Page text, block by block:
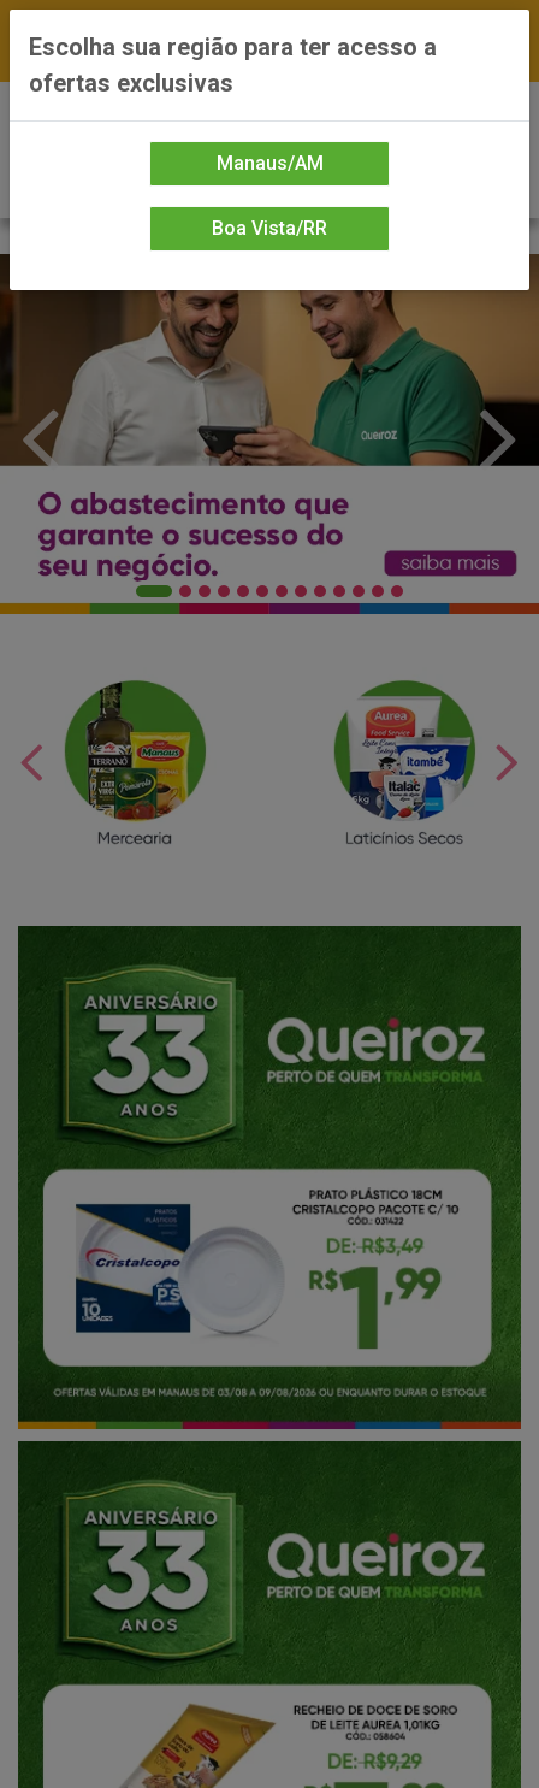
*Preços exclusivos do site — Entrega em até 24h
Escolha sua região para ter acesso a
ofertas exclusivas
Manaus/AM
Boa Vista/RR